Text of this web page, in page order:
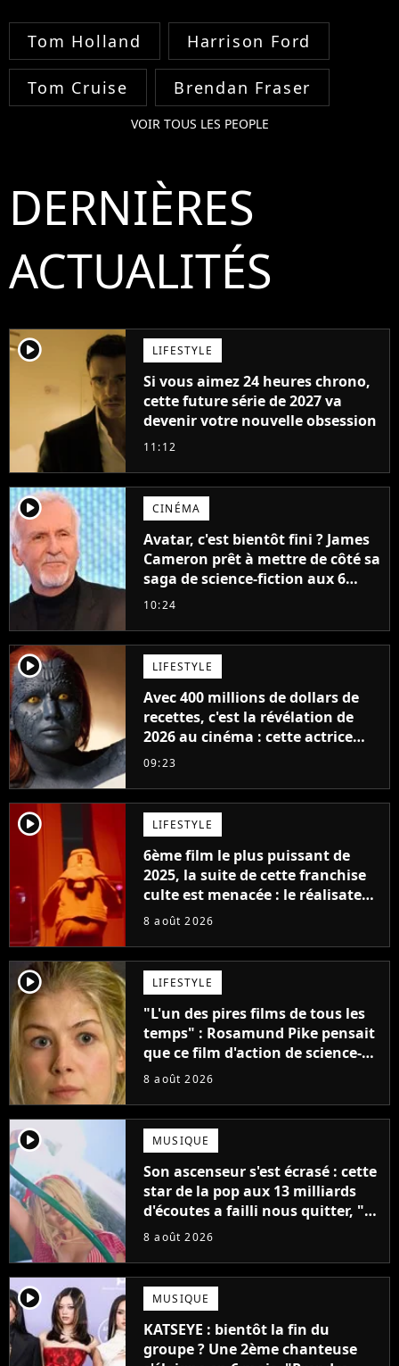
Tom Holland Harrison Ford
Tom Cruise Brendan Fraser
VOIR TOUS LES PEOPLE
DERNIÈRES
ACTUALITÉS
player2 LIFESTYLE
Si vous aimez 24 heures chrono,
cette future série de 2027 va
devenir votre nouvelle obsession
11:12
player2 CINÉMA
Avatar, c'est bientôt fini ? James
Cameron prêt à mettre de côté sa
saga de science-fiction aux 6
milliards de recettes
10:24
player2 LIFESTYLE
Avec 400 millions de dollars de
recettes, c'est la révélation de
2026 au cinéma : cette actrice
adorée prête à remplacer
09:23
player2 LIFESTYLE
6ème film le plus puissant de
2025, la suite de cette franchise
culte est menacée : le réalisateur
claque la porte pour "différends
8 août 2026
player2 LIFESTYLE
"L'un des pires films de tous les
temps" : Rosamund Pike pensait
que ce film d'action de science-
fiction avec Dwayne Johnson
8 août 2026
player2 MUSIQUE
Son ascenseur s'est écrasé : cette
star de la pop aux 13 milliards
d'écoutes a failli nous quitter, "Je
pensais ne plus jamais chanter"
8 août 2026
player2 MUSIQUE
KATSEYE : bientôt la fin du
groupe ? Une 2ème chanteuse